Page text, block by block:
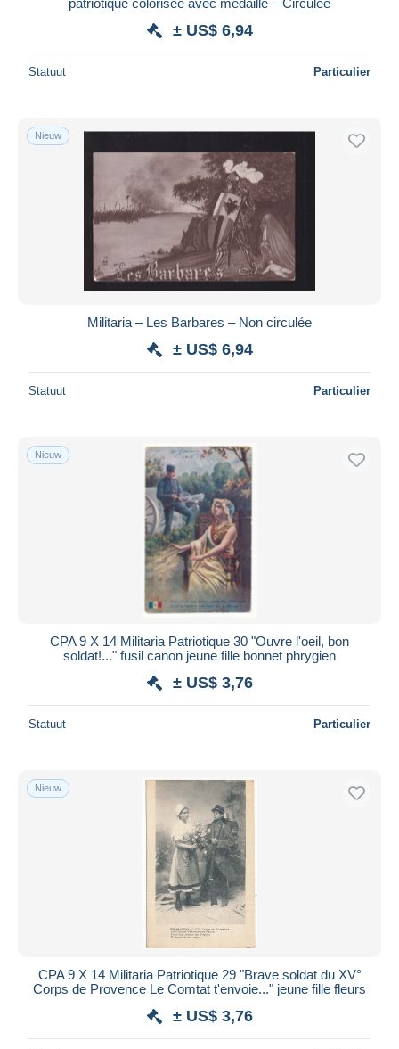
± US$ 6,94
Statuut Particulier
Nieuw
Militaria – Les Barbares – Non circulée
± US$ 6,94
Statuut Particulier
Nieuw
CPA 9 X 14 Militaria Patriotique 30 "Ouvre l'oeil, bon
soldat!..." fusil canon jeune fille bonnet phrygien
± US$ 3,76
Statuut Particulier
Nieuw
CPA 9 X 14 Militaria Patriotique 29 "Brave soldat du XV°
Corps de Provence Le Comtat t'envoie..." jeune fille fleurs
± US$ 3,76